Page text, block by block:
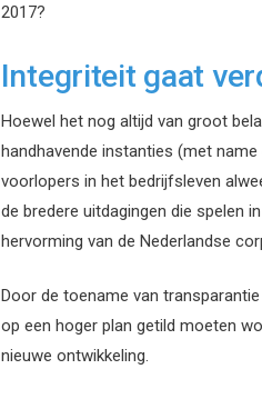
2017?
Integriteit gaat
Hoewel het nog altijd van groot
handhavende instanties (met
voorlopers in het bedrijfsleven
de bredere uitdagingen die spelen
hervorming van de Nederlandse
Door de toename van
op een hoger plan getild moeten
nieuwe ontwikkeling.